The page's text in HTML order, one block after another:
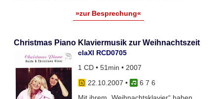
»zur Besprechung«
Christmas Piano Klaviermusik zur Weihnachtszeit
claXl RCD0705
1 CD • 51min • 2007
22.10.2007 •
6 7 6